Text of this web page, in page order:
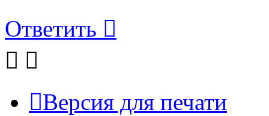
Ответить
Версия для печати